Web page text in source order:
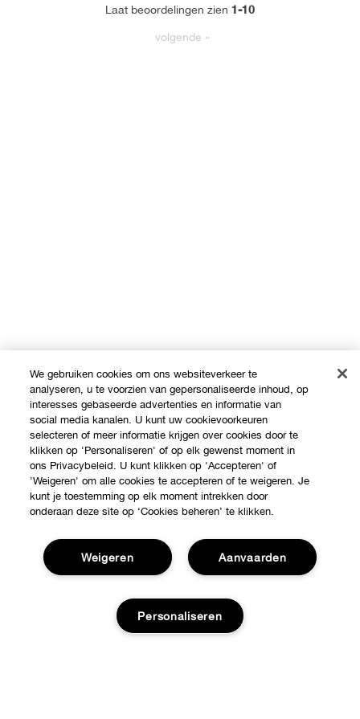
Laat beoordelingen zien 1-10
volgende »
Shop
Verkooppunten
Aanbiedingen
Over Clinique
Internationale websites
We gebruiken cookies om ons websiteverkeer te
analyseren, u te voorzien van gepersonaliseerde inhoud, op
interesses gebaseerde advertenties en informatie van
social media kanalen. U kunt uw cookievoorkeuren
selecteren of meer informatie krijgen over cookies door te
klikken op 'Personaliseren' of op elk gewenst moment in
ons Privacybeleid. U kunt klikken op 'Accepteren' of
'Weigeren' om alle cookies te accepteren of te weigeren. Je
kunt je toestemming op elk moment intrekken door
onderaan deze site op ‘Cookies beheren’ te klikken.
Aanvaarden
Weigeren
Personaliseren